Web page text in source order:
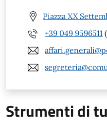
Piazza XX
+39 049 9596511
Strumenti di